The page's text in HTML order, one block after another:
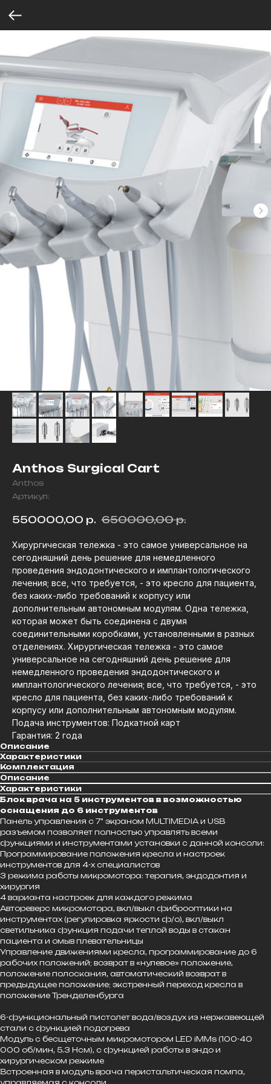
Anthos Surgical Cart
Anthos
Артикул:
550000,00 р. 650000,00 р.
Хирургическая тележка - это самое универсальное на
сегодняшний день решение для немедленного
проведения эндодонтического и имплантологического
лечения; все, что требуется, - это кресло для пациента,
без каких-либо требований к корпусу или
дополнительным автономным модулям. Одна тележка,
которая может быть соединена с двумя
соединительными коробками, установленными в разных
отделениях. Хирургическая тележка - это самое
универсальное на сегодняшний день решение для
немедленного проведения эндодонтического и
имплантологического лечения; все, что требуется, - это
кресло для пациента, без каких-либо требований к
корпусу или дополнительным автономным модулям.
Подача инструментов: Подкатной карт
Гарантия: 2 года
Описание
Характеристики
Комплектация
Описание
Характеристики
Блок врача на 5 инструментов в возможностью
оснащения до 6 инструментов
Панель управления с 7" экраном MULTIMEDIA и USB
разъемом позволяет полностью управлять всеми
функциями и инструментами установки с данной консоли:
Программирование положения кресла и настроек
инструментов для 4-х специалистов
3 режима работы микромотора: терапия, эндодонтия и
хирургия
4 варианта настроек для каждого режима
Автореверс микромотора, вкл/выкл фиброоптики на
инструментах (регулировка яркости ф/о), вкл/выкл
светильника функция подачи теплой воды в стакан
пациента и омыв плевательницы
Управление движениями кресла, программирование до 6
рабочих положений; возврат в «нулевое» положение,
положение полоскания, автоматический возврат в
предыдущее положение; экстренный переход кресла в
положение Тренделенбурга
6-функциональный пистолет вода/воздух из нержавеющей
стали с функцией подогрева
Модуль с бесщеточным микромотором LED iMMs (100-40
000 об/мин, 5.3 Нсм), с функцией работы в эндо и
хирургическом режиме
Встроенная в модуль врача перистальтическая помпа,